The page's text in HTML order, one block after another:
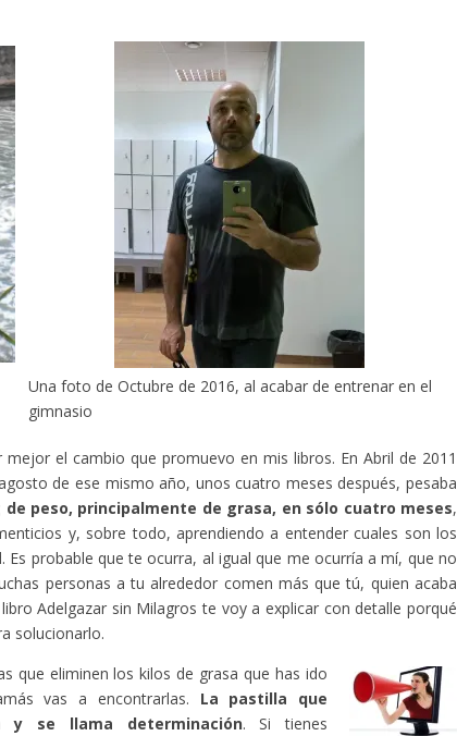
Una foto de Octubre de 2016, al acabar de entrenar en el
gimnasio
el cambio que promuevo en mis libros. En Abril de 2011
de ese mismo año, unos cuatro meses después, pesaba
de peso, principalmente de grasa, en sólo cuatro meses,
y, sobre todo, aprendiendo a entender cuales son los
Es probable que te ocurra, al igual que me ocurría a mí, que no
personas a tu alrededor comen más que tú, quien acaba
Adelgazar sin Milagros te voy a explicar con detalle porqué
solucionarlo.
que eliminen los kilos de grasa que has ido
vas a encontrarlas. La pastilla que
se llama determinación. Si tienes